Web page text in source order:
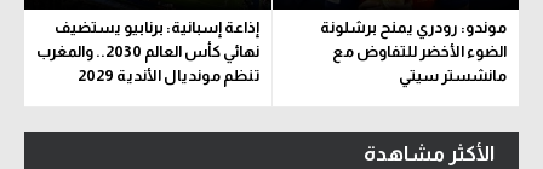
موندو: رودري يمنح برشلونة
الضوء الأخضر للتفاوض مع
مانشستر سيتي
إذاعة إسبانية: برنابيو يستضيف
نهائي كأس العالم 2030.. والمغرب
تنظم مونديال الأندية 2029
الأكثر مشاهدة